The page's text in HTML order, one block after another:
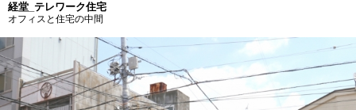
経堂_テレワーク住宅
オフィスと住宅の中間